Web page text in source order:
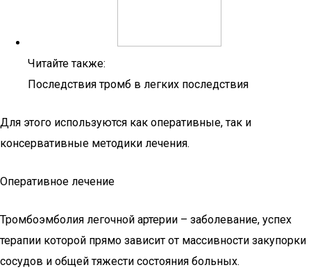
Читайте также:
Последствия тромб в легких последствия
Для этого используются как оперативные, так и
консервативные методики лечения.
Оперативное лечение
Тромбоэмболия легочной артерии – заболевание, успех
терапии которой прямо зависит от массивности закупорки
сосудов и общей тяжести состояния больных.